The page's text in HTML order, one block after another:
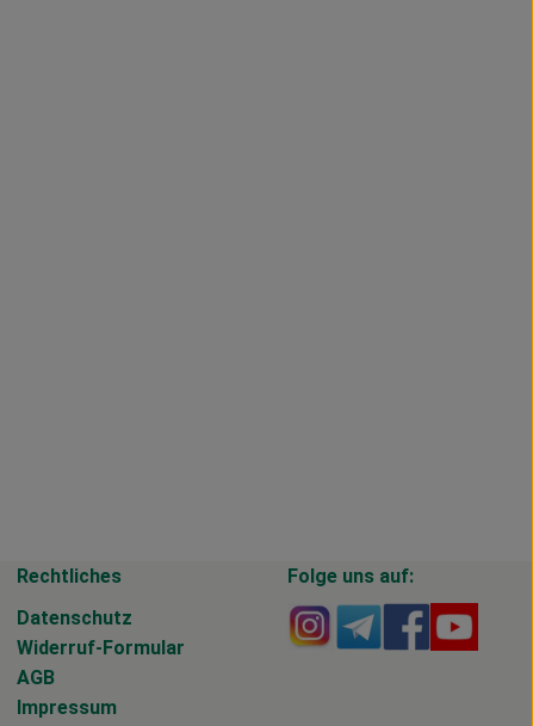
Rechtliches
Datenschutz
Widerruf-Formular
AGB
Impressum
Folge uns auf:
Externer Link zu
Externer Link
Externer